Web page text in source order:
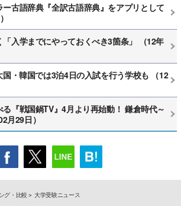
古語辞典『全訳古語辞典』をアプリとして
入学までにやっておくべき3箇条」 （12年
・韓国では3泊4日の入試を行う学校も （12
『戦国鍋TV』4月より再始動！ 鎌倉時代～
月29日）
グ・比較
大学受験ニュース